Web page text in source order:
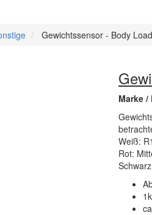
Gewichtssensor - Body
Marke
Weiß: R1
Rot: